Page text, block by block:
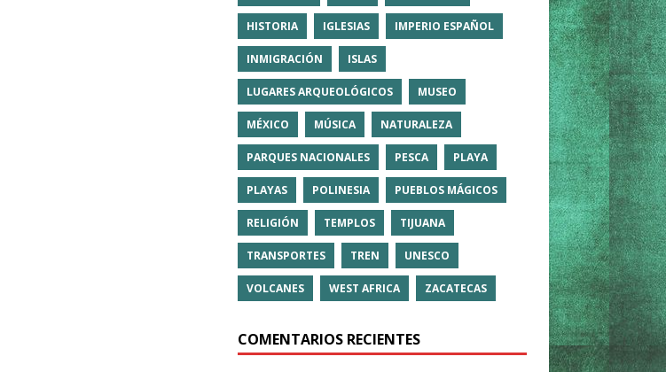
HISTORIA IGLESIAS IMPERIO ESPAÑOL
INMIGRACIÓN ISLAS
LUGARES ARQUEOLÓGICOS MUSEO
MÉXICO MÚSICA NATURALEZA
PARQUES NACIONALES PESCA PLAYA
PLAYAS POLINESIA PUEBLOS MÁGICOS
RELIGIÓN TEMPLOS TIJUANA
TRANSPORTES TREN UNESCO
VOLCANES WEST AFRICA ZACATECAS
COMENTARIOS RECIENTES